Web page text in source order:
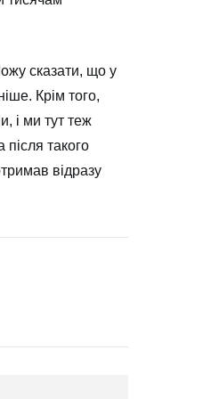
сказати, що у
Крім того,
і ми тут теж
такого
відразу